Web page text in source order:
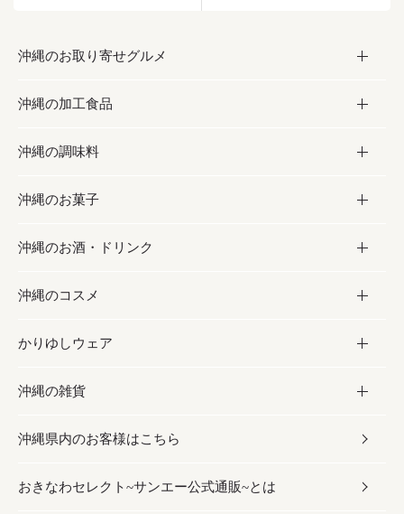
沖縄のお取り寄せグルメ
お取り寄せグルメ
フルーツ・野菜
お肉
海産物
沖縄の加工食品
加工食品
缶詰／パウチ
沖縄料理
沖縄そば／乾麺
レトルト食品
乾物／粉類
沖縄の調味料
調味料
砂糖／黒砂糖
塩
お酢／ドレッシング
しょうゆ
みそ
だし／スパイス／島唐辛子
沖縄のお菓子
お菓子
黒糖
ちんすこう
伝統菓子
スナック
おつまみ
沖縄のお酒・ドリンク
お酒・ドリンク
泡盛
ビール・チューハイ
ワイン・ウィスキー・カクテル
ドリンク
沖縄のコスメ
コスメ
スキンケア
ボディケア
ヘアケア
かりゆしウェア
かりゆしウェア
メンズ
レディース
沖縄の雑貨
雑貨
沖縄ファッション
沖縄県内のお客様はこちら
おきなわセレクト~サンエー公式通販~とは